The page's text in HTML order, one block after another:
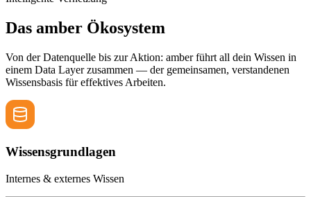
Das amber Ökosystem
Von der Datenquelle bis zur Aktion: amber führt all dein Wissen in
einem Data Layer zusammen — der gemeinsamen, verstandenen
Wissensbasis für effektives Arbeiten.
Wissensgrundlagen
Internes & externes Wissen